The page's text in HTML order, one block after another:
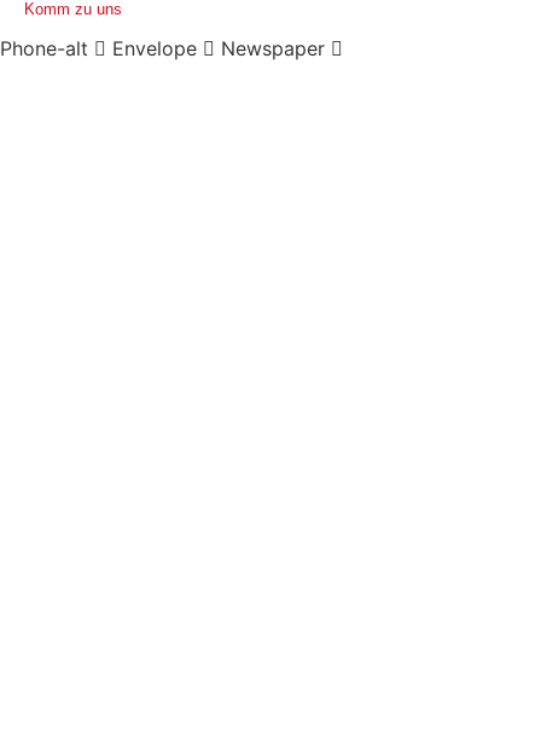
Komm zu uns
Phone-alt Envelope Newspaper